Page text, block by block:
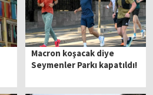
Macron koşacak diye
Seymenler Parkı kapatıldı!